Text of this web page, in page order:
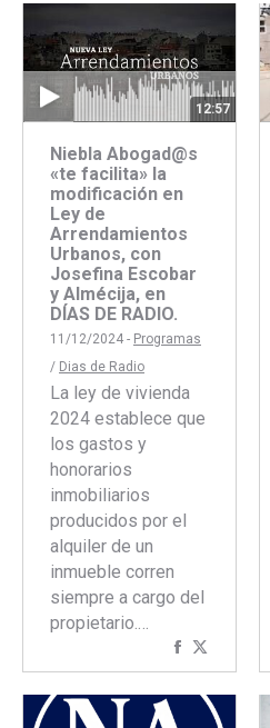
12:57
Niebla Abogad@s
«te facilita» la
modificación en
Ley de
Arrendamientos
Urbanos, con
Josefina Escobar
y Almécija, en
DÍAS DE RADIO.
11/12/2024 - Programas
/ Dias de Radio
La ley de vivienda
2024 establece que
los gastos y
honorarios
inmobiliarios
producidos por el
alquiler de un
inmueble corren
siempre a cargo del
propietario.…
Compartir
con
Facebook
con
Twitter